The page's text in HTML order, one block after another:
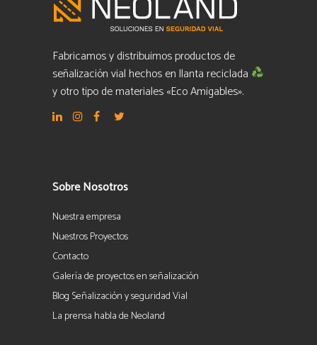
Fabricamos y distribuimos productos de
señalización vial hechos en llanta reciclada
y otro tipo de materiales «Eco Amigables».
Sobre Nosotros
Nuestra empresa
Nuestros Proyectos
Contacto
Galería de proyectos en señalización
Blog Señalización y seguridad Vial
La prensa habla de Neoland